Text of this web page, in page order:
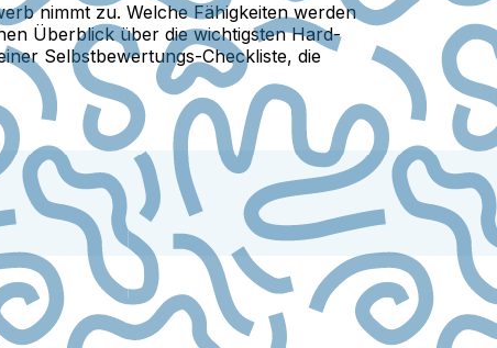
nimmt zu. Welche Fähigkeiten werden
Überblick über die wichtigsten Hard-
Selbstbewertungs-Checkliste, die